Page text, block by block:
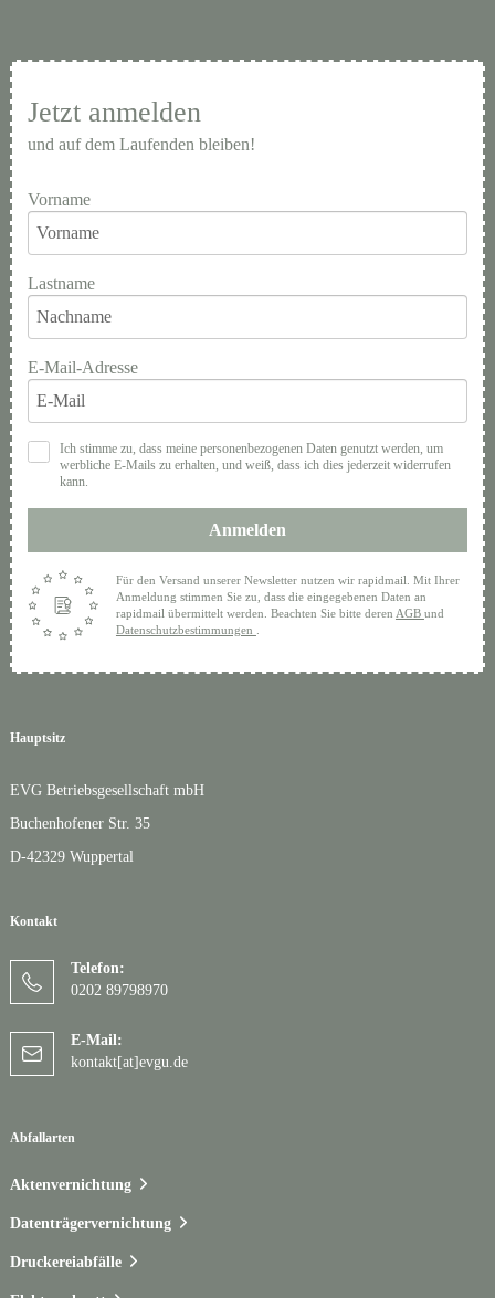
Hauptsitz
EVG Betriebsgesellschaft mbH
Buchenhofener Str. 35
D-42329 Wuppertal
Kontakt
Telefon:
0202 89798970
E-Mail:
kontakt[at]evgu.de
Abfallarten
Aktenvernichtung
Datenträgervernichtung
Druckereiabfälle
Jetzt anmelden
und auf dem Laufenden bleiben!
Vorname
Lastname
E-Mail-Adresse
Ich stimme zu, dass meine personenbezogenen Daten genutzt werden, um
werbliche E-Mails zu erhalten, und weiß, dass ich dies jederzeit widerrufen
kann.
Anmelden
Für den Versand unserer Newsletter nutzen wir rapidmail. Mit Ihrer
Anmeldung stimmen Sie zu, dass die eingegebenen Daten an
rapidmail übermittelt werden. Beachten Sie bitte deren AGB und
Datenschutzbestimmungen